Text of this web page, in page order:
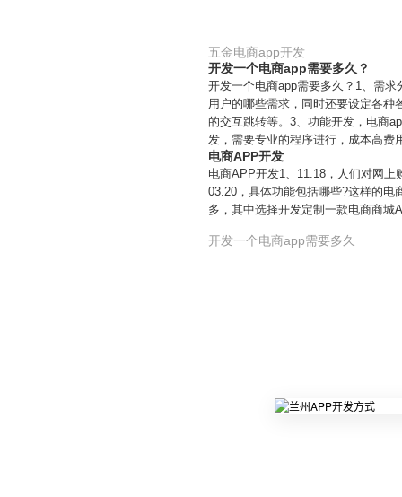
五金电商app开发
开发一个电商app需要多久？
开发一个电商app需要多久？1、需
用户的哪些需求，同时还要设定各种
的交互跳转等。3、功能开发，电商
发，需要专业的程序进行，成本高费
电商APP开发
电商APP开发1、11.18，人们对网
03.20，具体功能包括哪些?这样的
多，其中选择开发定制一款电商商
开发一个电商app需要多久